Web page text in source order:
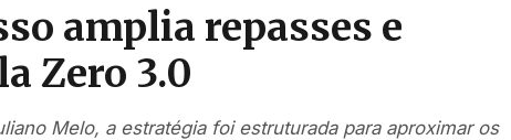
amplia repasses e
Zero 3.0
Melo, a estratégia foi estruturada para aproximar os